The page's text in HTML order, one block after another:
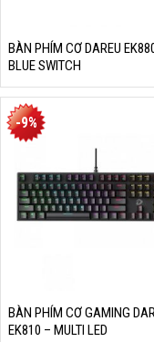
BÀN PHÍM CƠ DAREU
BLUE SWITCH
-9%
BÀN PHÍM CƠ GAMING
EK810 – MULTI LED